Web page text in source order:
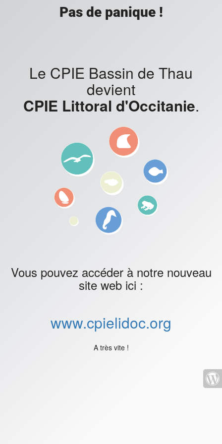
Pas de panique !
Le CPIE Bassin de Thau
devient
CPIE Littoral d'Occitanie.
Vous pouvez accéder à notre nouveau
site web ici :
www.cpielidoc.org
A très vite !